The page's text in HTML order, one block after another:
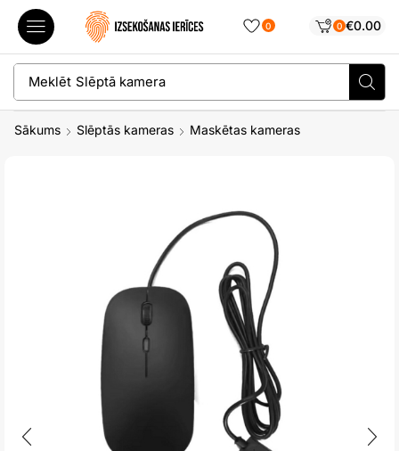
0 0 €0.00
Meklēt Slēptā kamera
Sākums Slēptās kameras Maskētas kameras